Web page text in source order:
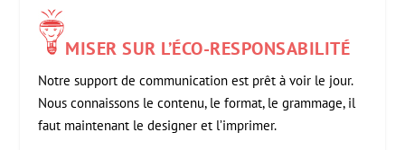
MISER SUR L’ÉCO-RESPONSABILITÉ
Notre support de communication est prêt à voir le jour.
Nous connaissons le contenu, le format, le grammage, il
faut maintenant le designer et l’imprimer.